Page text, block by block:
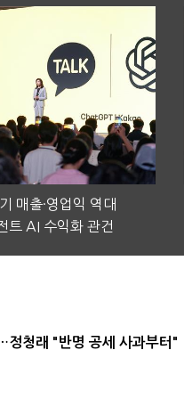
매출·영업익 역대
트 AI 수익화 관건
정청래 "반명 공세 사과부터"